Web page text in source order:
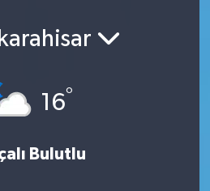
16°
Bulutlu